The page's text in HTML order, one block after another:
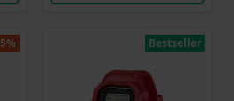
Bestseller